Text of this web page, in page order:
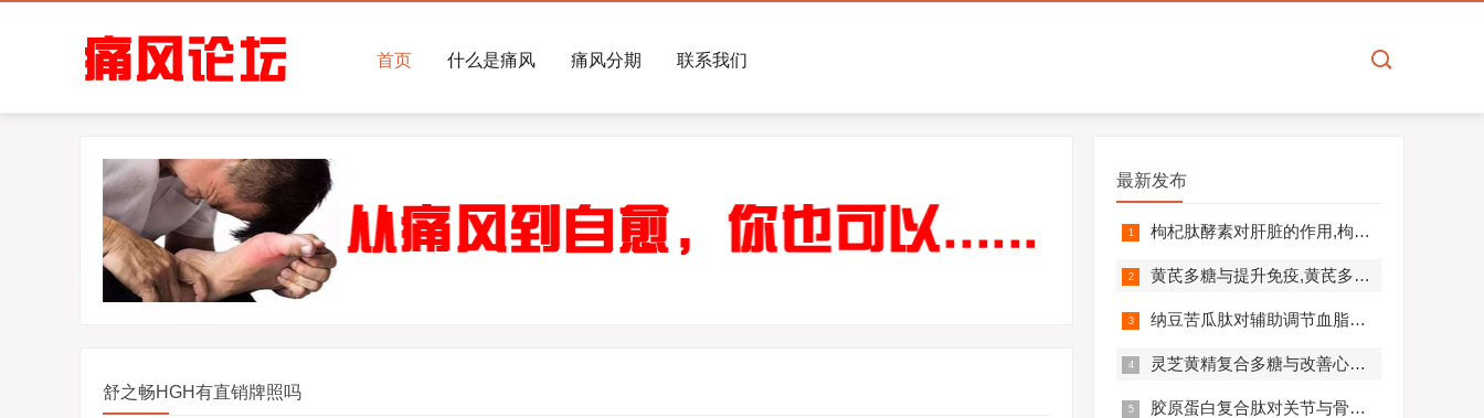
首页 什么是痛风 痛风分期 联系我们
舒之畅HGH有直销牌照吗
最新发布
枸杞肽酵素对肝脏的作用,枸杞肽酵素护肝解毒效果好吗？
黄芪多糖与提升免疫,黄芪多糖对免疫相关疾病营养干预价值分析！
纳豆苦瓜肽对辅助调节血脂血压的作用机制,应用效果如何？
灵芝黄精复合多糖与改善心肺功能的机制及临床应用分析
胶原蛋白复合肽对关节与骨骼的作用,胶原蛋白复合肽效果怎么样?